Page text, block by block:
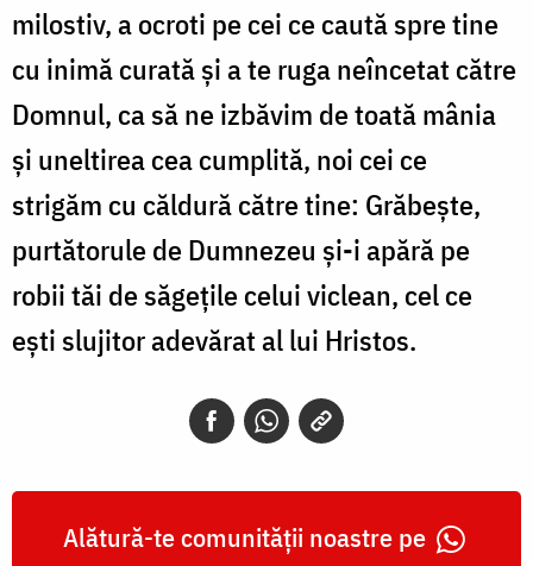
milostiv, a ocroti pe cei ce caută spre tine
cu inimă curată şi a te ruga neîncetat către
Domnul, ca să ne izbăvim de toată mânia
şi uneltirea cea cumplită, noi cei ce
strigăm cu căldură către tine: Grăbeşte,
purtătorule de Dumnezeu şi-i apără pe
robii tăi de săgeţile celui viclean, cel ce
eşti slujitor adevărat al lui Hristos.
Alătură-te comunității noastre pe